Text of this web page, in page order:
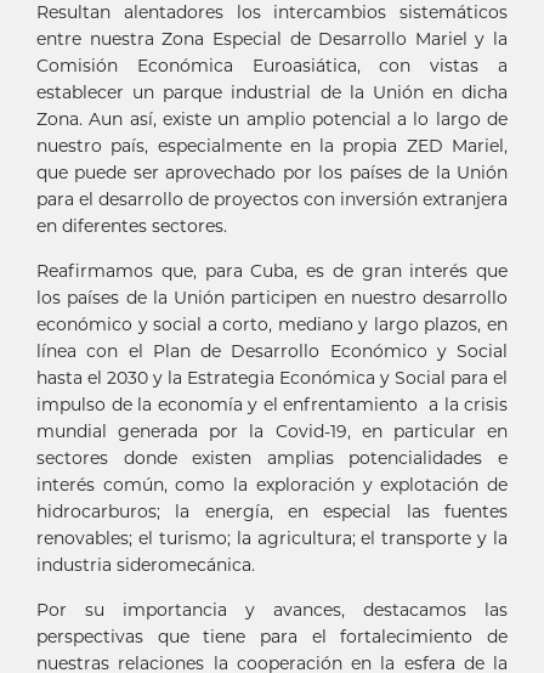
Resultan alentadores los intercambios sistemáticos
entre nuestra Zona Especial de Desarrollo Mariel y la
Comisión Económica Euroasiática, con vistas a
establecer un parque industrial de la Unión en dicha
Zona. Aun así, existe un amplio potencial a lo largo de
nuestro país, especialmente en la propia ZED Mariel,
que puede ser aprovechado por los países de la Unión
para el desarrollo de proyectos con inversión extranjera
en diferentes sectores.
Reafirmamos que, para Cuba, es de gran interés que
los países de la Unión participen en nuestro desarrollo
económico y social a corto, mediano y largo plazos, en
línea con el Plan de Desarrollo Económico y Social
hasta el 2030 y la Estrategia Económica y Social para el
impulso de la economía y el enfrentamiento a la crisis
mundial generada por la Covid-19, en particular en
sectores donde existen amplias potencialidades e
interés común, como la exploración y explotación de
hidrocarburos; la energía, en especial las fuentes
renovables; el turismo; la agricultura; el transporte y la
industria sideromecánica.
Por su importancia y avances, destacamos las
perspectivas que tiene para el fortalecimiento de
nuestras relaciones la cooperación en la esfera de la